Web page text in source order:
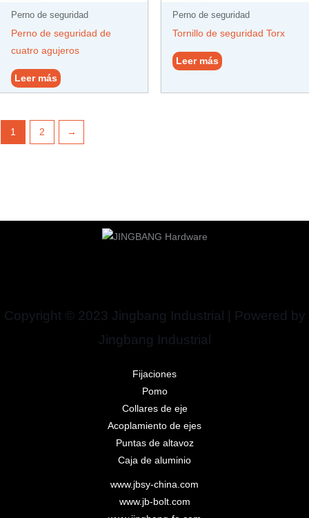
Perno de seguridad
Perno de seguridad de
cuatro agujeros
Leer más
Perno de seguridad
Tornillo de seguridad Torx
Leer más
1 2 →
Copyright © 2023 Jingbang Industrial | Powered by
Jingbang Industrial
Fijaciones
Pomo
Collares de eje
Acoplamiento de ejes
Puntas de altavoz
Caja de aluminio
www.jbsy-china.com
www.jb-bolt.com